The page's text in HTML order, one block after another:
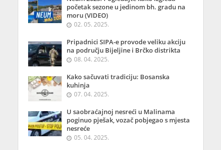
početak sezone u jedinom bh. gradu na
moru (VIDEO)
02. 05. 2025.
Pripadnici SIPA-e provode veliku akciju
na području Bijeljine i Brčko distrikta
08. 04. 2025.
Kako sačuvati tradiciju: Bosanska
kuhinja
07. 04. 2025.
U saobraćajnoj nesreći u Malinama
poginuo pješak, vozač pobjegao s mjesta
nesreće
05. 04. 2025.